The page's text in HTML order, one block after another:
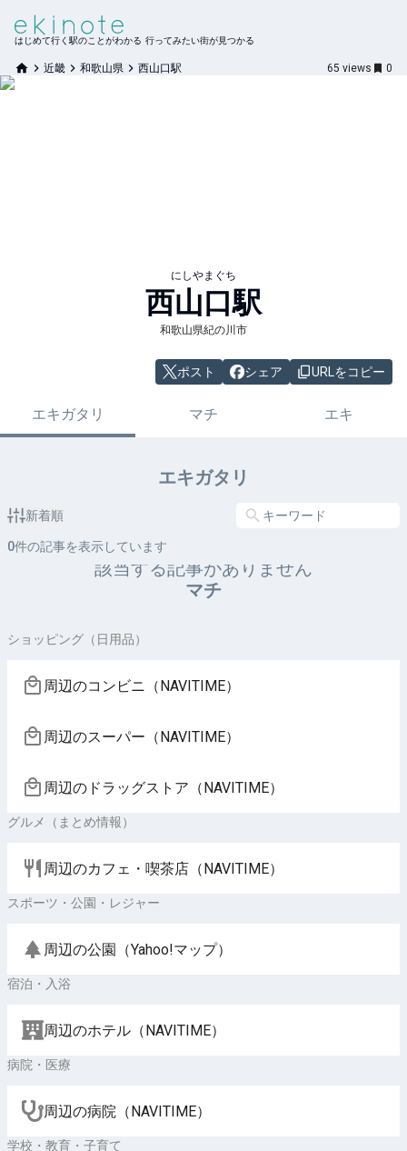
はじめて行く駅のことがわかる 行ってみたい街が見つかる
近畿 和歌山県 西山口駅 65 views 0
にしやまぐち
西山口駅
和歌山県紀の川市
ポスト シェア URLをコピー
エキガタリ マチ エキ
エキガタリ
新着順
0件の記事を表示しています
該当する記事がありません
マチ
ショッピング（日用品）
周辺のコンビニ（NAVITIME）
周辺のスーパー（NAVITIME）
周辺のドラッグストア（NAVITIME）
グルメ（まとめ情報）
周辺のカフェ・喫茶店（NAVITIME）
スポーツ・公園・レジャー
周辺の公園（Yahoo!マップ）
宿泊・入浴
周辺のホテル（NAVITIME）
病院・医療
周辺の病院（NAVITIME）
学校・教育・子育て